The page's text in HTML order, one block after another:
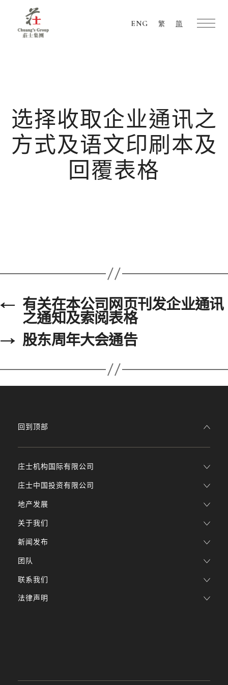
ENG 繁 简
选择收取企业通讯之
方式及语文印刷本及
回覆表格
← 有关在本公司网页刊发企业通讯
之通知及索阅表格
→ 股东周年大会通告
庄士机构国际有限公司
庄士中国投资有限公司
地产发展
关于我们
新闻发布
团队
回到顶部
联系我们
法律声明